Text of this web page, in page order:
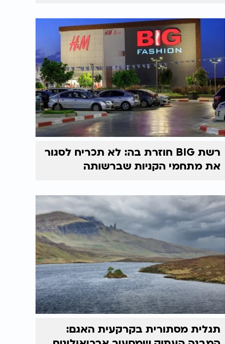
רשת BIG חוזרת בה: לא תכריח לסגור
את מתחמי הקניות שברשותה
תגלית מסתורית בקרקעית האגם: